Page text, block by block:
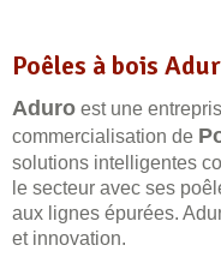
Poêles à bois
Aduro est une
commercialisation de
solutions intelligentes
le secteur avec ses
aux lignes épurées.
et innovation.